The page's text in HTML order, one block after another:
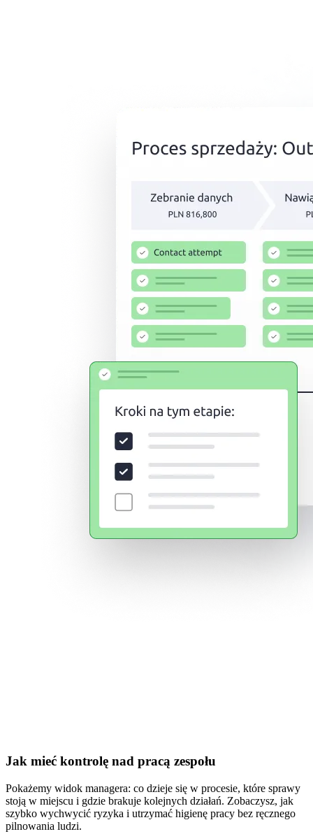
Jak mieć kontrolę nad pracą zespołu
Pokażemy widok managera: co dzieje się w procesie, które sprawy
stoją w miejscu i gdzie brakuje kolejnych działań. Zobaczysz, jak
szybko wychwycić ryzyka i utrzymać higienę pracy bez ręcznego
pilnowania ludzi.